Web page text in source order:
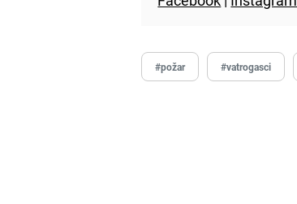
#požar #vatrogasci